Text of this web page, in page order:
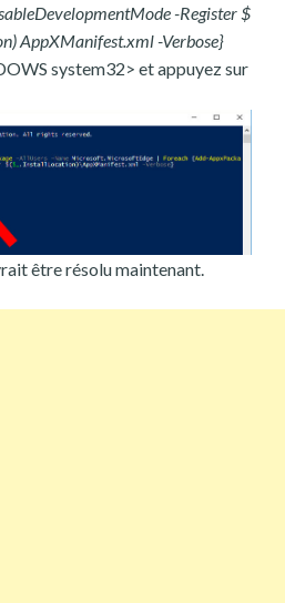
-Register $
AppXManifest.xml -Verbose}
system32> et appuyez sur
être résolu maintenant.